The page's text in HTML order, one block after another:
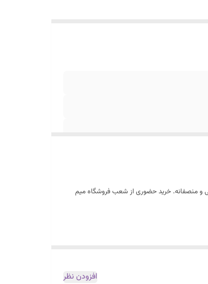
و منصفانه. خرید حضوری از شعب فروشگاه میم
افزودن نظر